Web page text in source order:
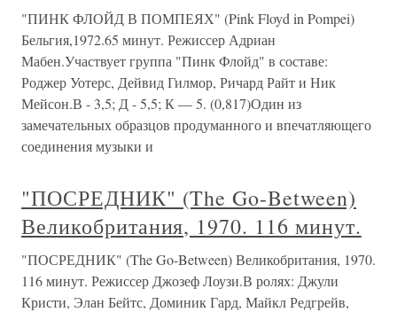
"ПИНК ФЛОЙД В ПОМПЕЯХ" (Pink Floyd in Pompei)
Бельгия,1972.65 минут. Режиссер Адриан
Мабен.Участвует группа "Пинк Флойд" в составе:
Роджер Уотерс, Дейвид Гилмор, Ричард Райт и Ник
Мейсон.В - 3,5; Д - 5,5; К — 5. (0,817)Один из
замечательных образцов продуманного и впечатляющего
соединения музыки и
"ПОСРЕДНИК" (The Go-Between)
Великобритания, 1970. 116 минут.
"ПОСРЕДНИК" (The Go-Between) Великобритания, 1970.
116 минут. Режиссер Джозеф Лоузи.В ролях: Джули
Кристи, Элан Бейтс, Доминик Гард, Майкл Редгрейв,